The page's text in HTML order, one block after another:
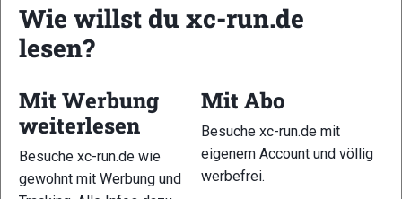
89 90
Wie willst du xc-run.de
lesen?
Mit Werbung
weiterlesen
Besuche xc-run.de wie
gewohnt mit Werbung und
Mit Abo
Besuche xc-run.de mit
eigenem Account und völlig
werbefrei.